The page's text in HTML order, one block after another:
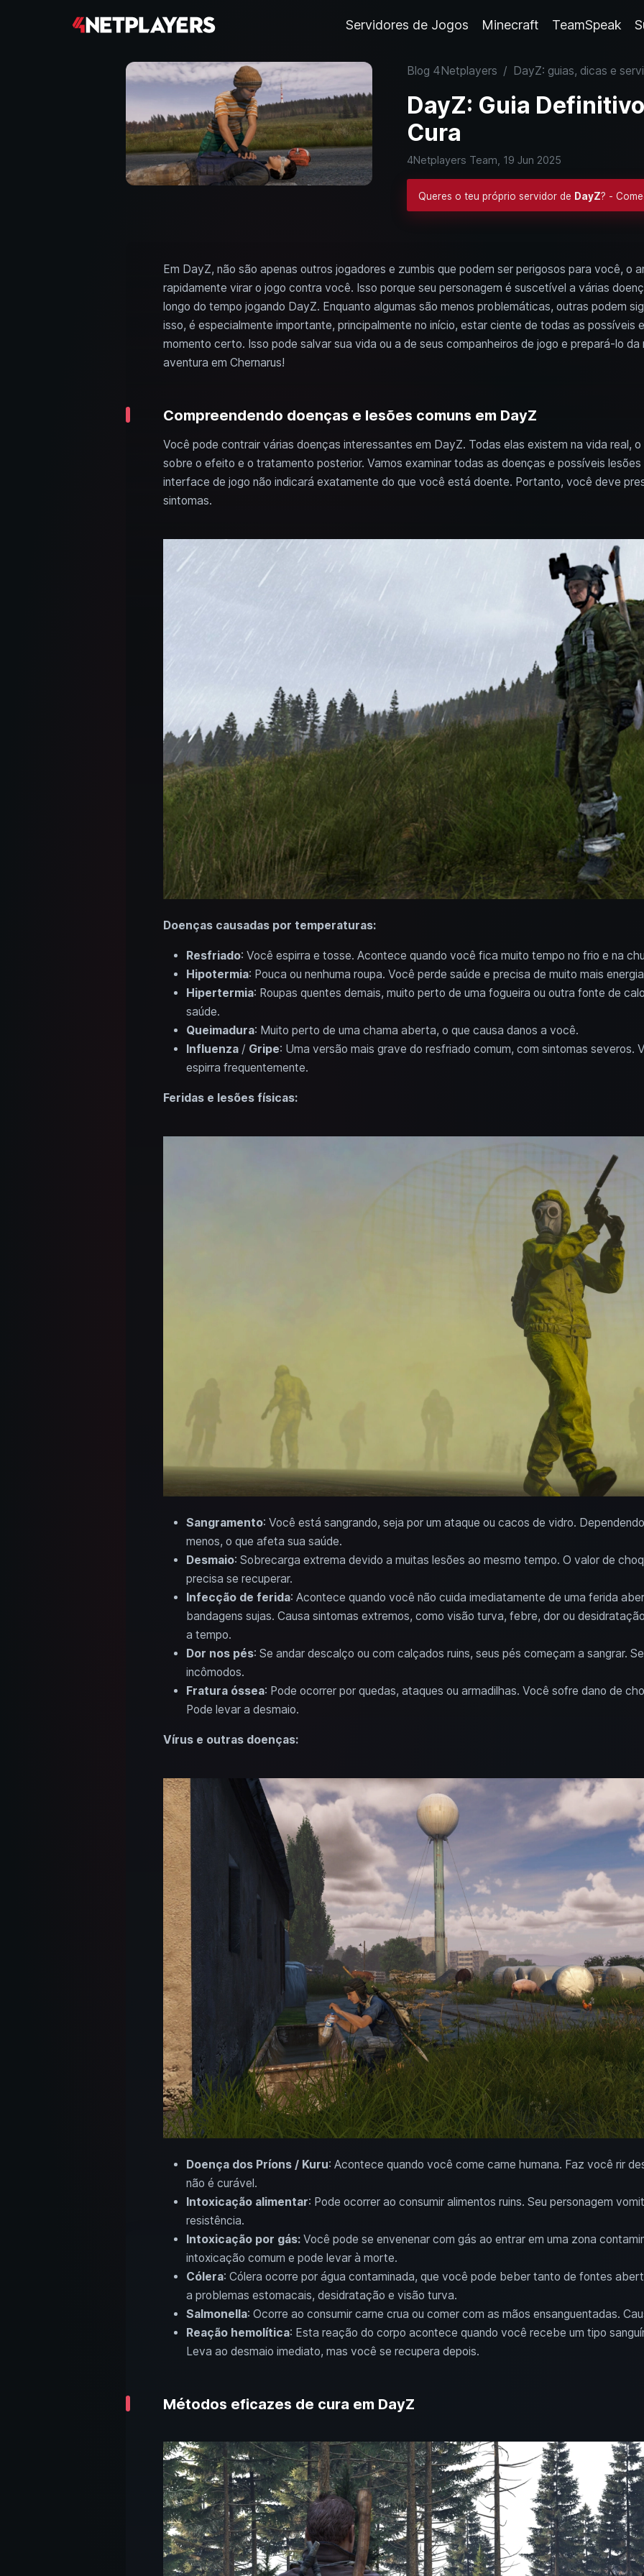
Servidores de Jogos Minecraft TeamSpeak
Blog 4Netplayers / DayZ: guias, dicas e
DayZ: Guia
Cura
4Netplayers Team, 19 Jun 2025
Queres o teu próprio servidor de DayZ? -
Em DayZ, não são apenas outros jogadores e zumbis que podem ser perigosos para você, o
rapidamente virar o jogo contra você. Isso porque seu personagem é suscetível a várias
longo do tempo jogando DayZ. Enquanto algumas são menos problemáticas, outras podem
isso, é especialmente importante, principalmente no início, estar ciente de todas as possíveis
momento certo. Isso pode salvar sua vida ou a de seus companheiros de jogo e prepará-lo da
aventura em Chernarus!
Compreendendo doenças e lesões comuns em DayZ
Você pode contrair várias doenças interessantes em DayZ. Todas elas existem na vida real,
sobre o efeito e o tratamento posterior. Vamos examinar todas as doenças e possíveis
interface de jogo não indicará exatamente do que você está doente. Portanto, você deve
sintomas.
Doenças causadas por temperaturas:
Resfriado: Você espirra e tosse. Acontece quando você fica muito tempo no frio e na
Hipotermia: Pouca ou nenhuma roupa. Você perde saúde e precisa de muito mais
Hipertermia: Roupas quentes demais, muito perto de uma fogueira ou outra fonte de
saúde.
Queimadura: Muito perto de uma chama aberta, o que causa danos a você.
Influenza/ Gripe: Uma versão mais grave do resfriado comum, com sintomas severos.
espirra frequentemente.
Feridas e lesões físicas:
Sangramento: Você está sangrando, seja por um ataque ou cacos de vidro.
menos, o que afeta sua saúde.
Desmaio: Sobrecarga extrema devido a muitas lesões ao mesmo tempo. O valor de
precisa se recuperar.
Infecção de ferida: Acontece quando você não cuida imediatamente de uma ferida
bandagens sujas. Causa sintomas extremos, como visão turva, febre, dor ou
a tempo.
Dor nos pés: Se andar descalço ou com calçados ruins, seus pés começam a sangrar.
incômodos.
Fratura óssea: Pode ocorrer por quedas, ataques ou armadilhas. Você sofre dano de
Pode levar a desmaio.
Vírus e outras doenças:
Doença dos Príons / Kuru: Acontece quando você come carne humana. Faz você rir
não é curável.
Intoxicação alimentar: Pode ocorrer ao consumir alimentos ruins. Seu personagem
resistência.
Intoxicação por gás:Você pode se envenenar com gás ao entrar em uma zona
intoxicação comum e pode levar à morte.
Cólera: Cólera ocorre por água contaminada, que você pode beber tanto de fontes
a problemas estomacais, desidratação e visão turva.
Salmonella: Ocorre ao consumir carne crua ou comer com as mãos ensanguentadas.
Reação hemolítica: Esta reação do corpo acontece quando você recebe um tipo
Leva ao desmaio imediato, mas você se recupera depois.
Métodos eficazes de cura em DayZ